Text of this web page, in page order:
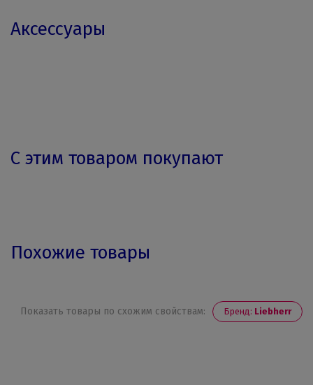
Аксессуары
С этим товаром покупают
Похожие товары
Показать товары по схожим свойствам: Бренд: Liebherr